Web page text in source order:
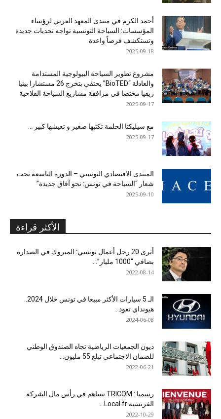
أحمد الكرم في منتدى المعهد العربي لرؤساء
المؤسسات: السياحة التونسية تواجه تحديات جديدة
وتستكشف فرصاً واعدة
2025-09-18
مشروع تطوير السياحة البيولوجية المستدامة
والعادلة “BioTED” يحتفي بتخرج 26 مستشارا بيئيا
ريفيا مختصا في مرافقة مشاريع السياحة الفلاحية
2025-09-17
مع سيليكتا الحلمة تكتبها صغير و تعيشها كبير …
2025-09-17
المنتدى الاقتصادي التونسي – الدورة التاسعة تحت
شعار “السياحة في تونس: نحو آفاق جديدة”
2025-09-10
الأكثر قراءة
أثرى 20 رجل أعمال تونسي: المبروك في الصدارة
بصافي “1000 مليار”...
2022-08-14
هيونداي تعود...
2024-06-08
ديون الجمعيات الرياضية تجاه الصندوق الوطني
للضمان الاجتماعي تبلغ 55 مليون...
2022-06-21
رسميا : TRICOM تساهم في رأس مال الشركة
الفرنسية Local.fr...
2022-10-29